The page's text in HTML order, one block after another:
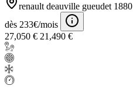
renault deauville gueudet 1880
dès 233€/mois
27,050 € 21,490 €